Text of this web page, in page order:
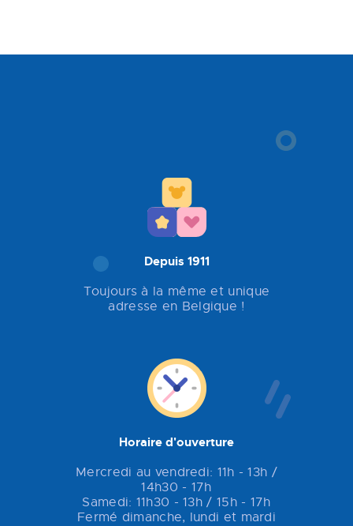
Depuis 1911
Toujours à la même et unique
adresse en Belgique !
Horaire d'ouverture
Mercredi au vendredi: 11h - 13h /
14h30 - 17h
Samedi: 11h30 - 13h / 15h - 17h
Fermé dimanche, lundi et mardi